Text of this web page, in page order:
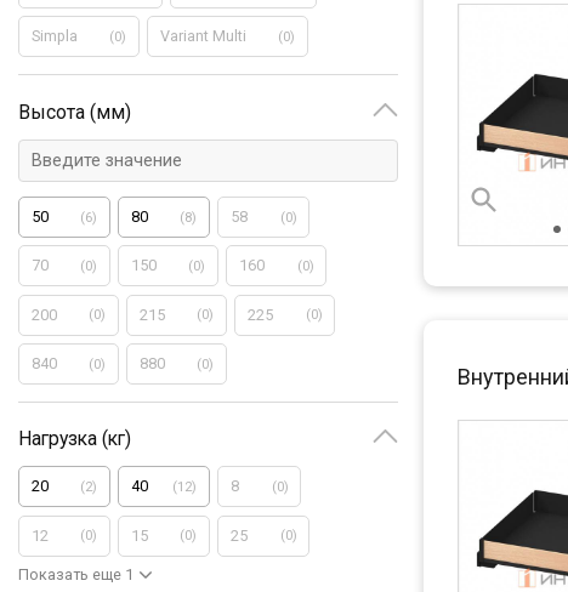
Simpla (0) Variant Multi (0)
Высота (мм)
50 (6) 80 (8) 58 (0)
70 (0) 150 (0) 160 (0)
200 (0) 215 (0) 225 (0)
840 (0) 880 (0)
Нагрузка (кг)
20 (2) 40 (12) 8 (0)
12 (0) 15 (0) 25 (0)
Показать еще 1